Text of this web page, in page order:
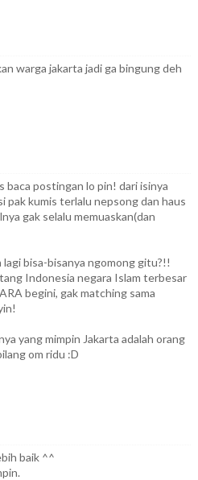
warga jakarta jadi ga bingung deh
baca postingan lo pin! dari isinya
pak kumis terlalu nepsong dan haus
gak selalu memuaskan(dan
bisa-bisanya ngomong gitu?!!
Indonesia negara Islam terbesar
begini, gak matching sama
yang mimpin Jakarta adalah orang
om ridu :D
baik ^^